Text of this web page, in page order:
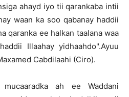
ahayd iyo tii qarankaba intii
waan ka soo qabanay haddii
qaranka ee halkan taalana waa
Illaahay yidhaahdo".Ayuu
Cabdilaahi (Ciro).
mucaaradka ah ee Waddani